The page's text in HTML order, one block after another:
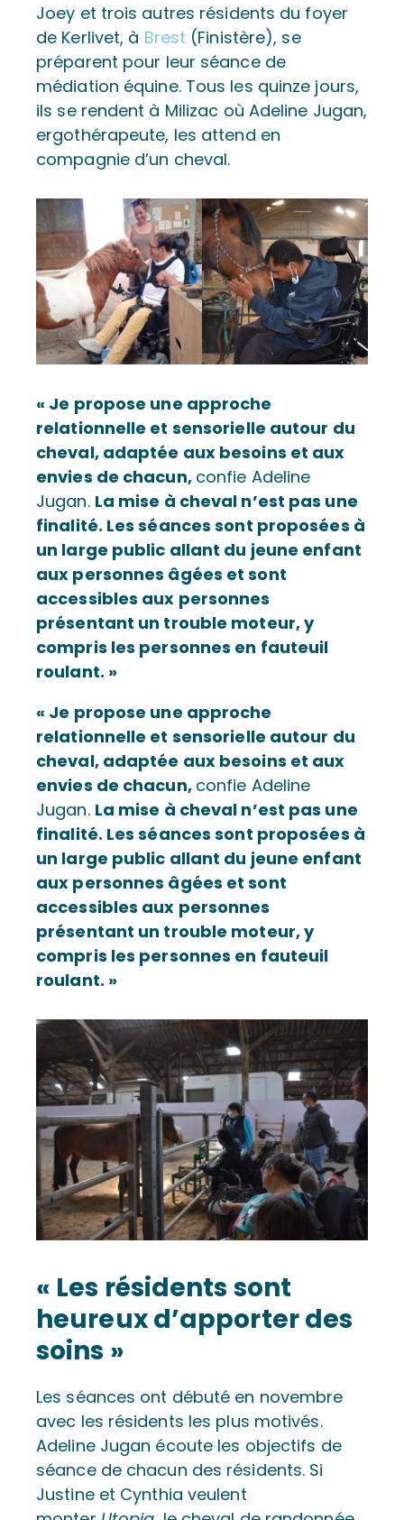
Joey et trois autres résidents du foyer
de Kerlivet, à Brest (Finistère), se
préparent pour leur séance de
médiation équine. Tous les quinze jours,
ils se rendent à Milizac où Adeline Jugan,
ergothérapeute, les attend en
compagnie d’un cheval.
« Je propose une approche
relationnelle et sensorielle autour du
cheval, adaptée aux besoins et aux
envies de chacun, confie Adeline
Jugan. La mise à cheval n’est pas une
finalité. Les séances sont proposées à
un large public allant du jeune enfant
aux personnes âgées et sont
accessibles aux personnes
présentant un trouble moteur, y
compris les personnes en fauteuil
roulant. »
« Je propose une approche
relationnelle et sensorielle autour du
cheval, adaptée aux besoins et aux
envies de chacun, confie Adeline
Jugan. La mise à cheval n’est pas une
finalité. Les séances sont proposées à
un large public allant du jeune enfant
aux personnes âgées et sont
accessibles aux personnes
présentant un trouble moteur, y
compris les personnes en fauteuil
roulant. »
« Les résidents sont
heureux d’apporter des
soins »
Les séances ont débuté en novembre
avec les résidents les plus motivés.
Adeline Jugan écoute les objectifs de
séance de chacun des résidents. Si
Justine et Cynthia veulent